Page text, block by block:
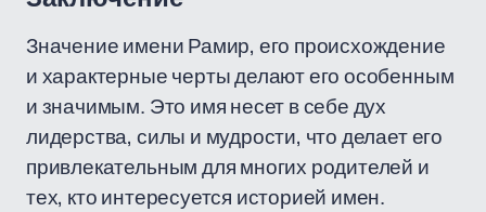
Значение имени Рамир, его происхождение
и характерные черты делают его особенным
и значимым. Это имя несет в себе дух
лидерства, силы и мудрости, что делает его
привлекательным для многих родителей и
тех, кто интересуется историей имен.